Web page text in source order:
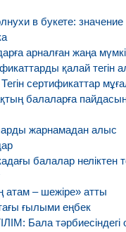
в букете: значение
арналған жаңа
қалай тегін
сертификаттар
балаларға
жарнамадан алыс
балалар неліктен
атам – шежіре» атты
ғылыми еңбек
Бала тәрбиесіндегі